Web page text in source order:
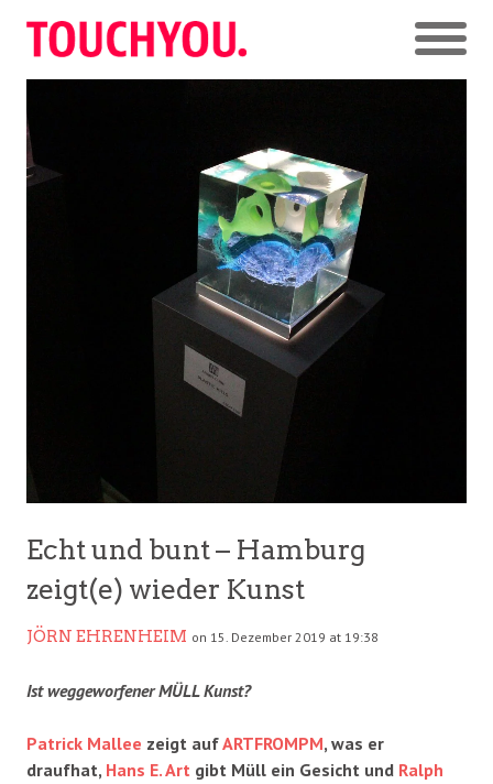
Echt und bunt – Hamburg
zeigt(e) wieder Kunst
JÖRN EHRENHEIM on 15. Dezember 2019 at 19:38
Ist weggeworfener MÜLL Kunst?
Patrick Mallee zeigt aufARTFROMPM, was er
draufhat, Hans E. Art gibt Müll ein Gesicht und Ralph